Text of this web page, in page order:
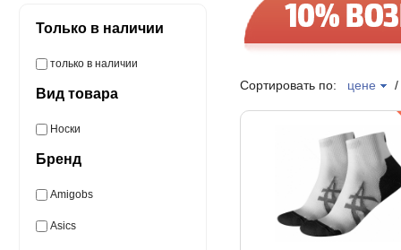
Только в наличии
только в наличии
Вид товара
Носки
Бренд
Amigobs
Asics
Сортировать по: цене